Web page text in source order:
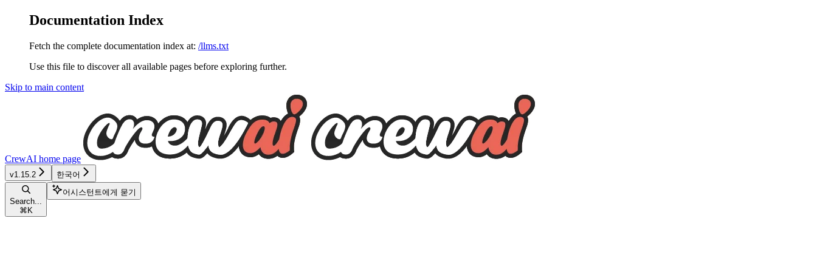
Documentation Index
Fetch the complete documentation index at: /llms.txt
Use this file to discover all available pages before exploring further.
Skip to main content
CrewAI home page
v1.15.2 한국어
Search...
⌘ K
어시스턴트에게 묻기